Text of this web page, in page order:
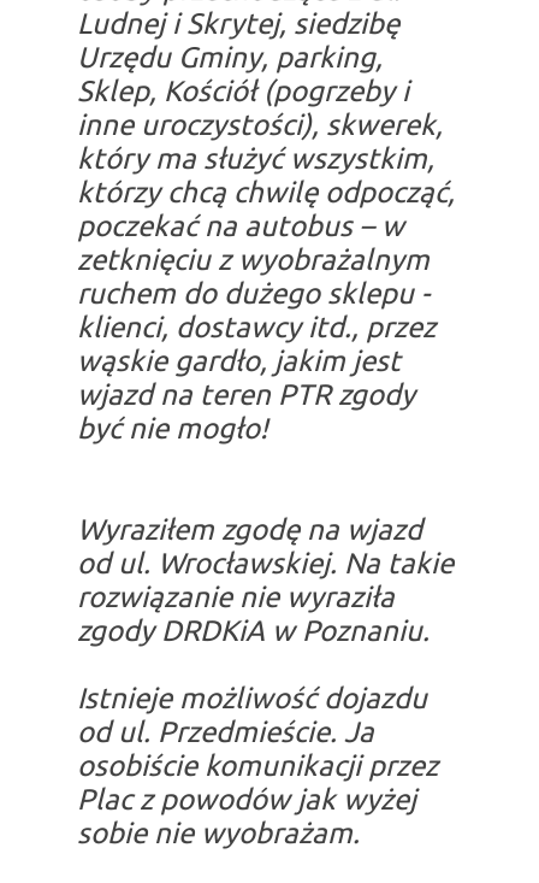
Ludnej i Skrytej, siedzibę
Urzędu Gminy, parking,
Sklep, Kościół (pogrzeby i
inne uroczystości), skwerek,
który ma służyć wszystkim,
którzy chcą chwilę odpocząć,
poczekać na autobus – w
zetknięciu z wyobrażalnym
ruchem do dużego sklepu -
klienci, dostawcy itd., przez
wąskie gardło, jakim jest
wjazd na teren PTR zgody
być nie mogło!
Wyraziłem zgodę na wjazd
od ul. Wrocławskiej. Na takie
rozwiązanie nie wyraziła
zgody DRDKiA w Poznaniu.
Istnieje możliwość dojazdu
od ul. Przedmieście. Ja
osobiście komunikacji przez
Plac z powodów jak wyżej
sobie nie wyobrażam.